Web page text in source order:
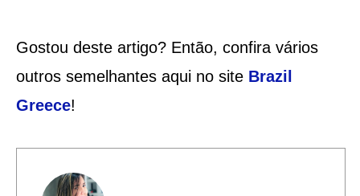
Gostou deste artigo? Então, confira vários
outros semelhantes aqui no site Brazil
Greece!